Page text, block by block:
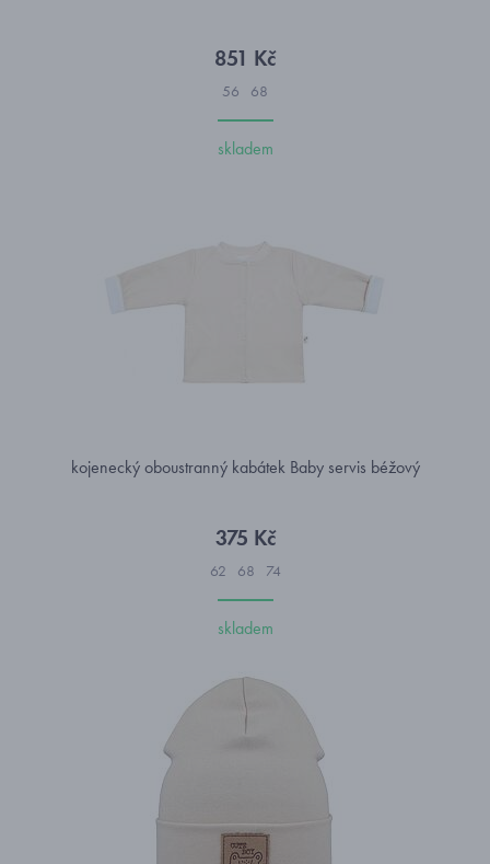
851 Kč
56 68
skladem
kojenecký oboustranný kabátek Baby servis béžový
375 Kč
62 68 74
skladem